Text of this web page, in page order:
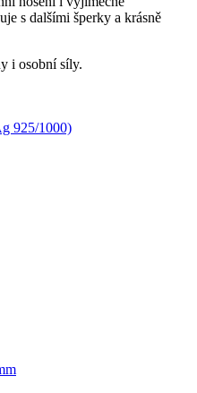
s dalšími šperky a krásně
i osobní síly.
925/1000)